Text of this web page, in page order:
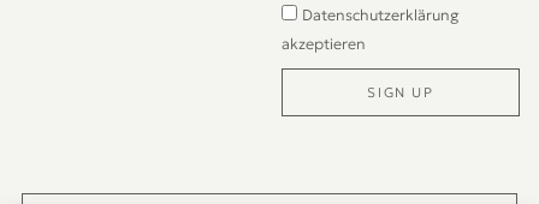
Datenschutzerklärung
akzeptieren
SIGN UP